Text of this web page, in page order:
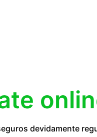
devidamente